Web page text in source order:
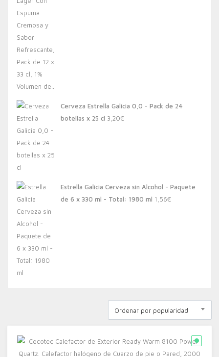
Cerveza Estrella Galicia 0,0 - Pack de 24
botellas x 25 cl 3,20€
Estrella Galicia Cerveza sin Alcohol - Paquete
de 6 x 330 ml - Total: 1980 ml 1,56€
Ordenar por popularidad